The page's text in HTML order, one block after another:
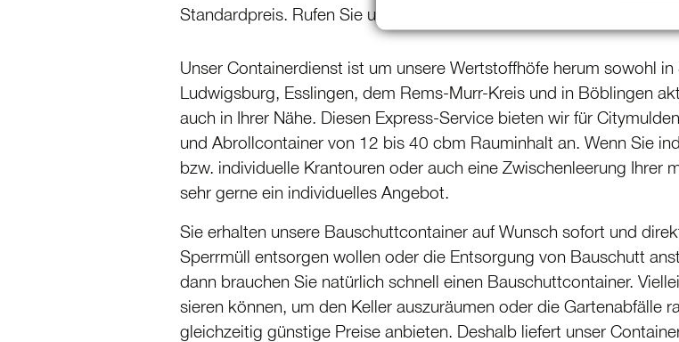
Standardpreis. Rufen Sie uns an! Unsere Disposition gibt Ihnen
Unser Contai­ner­dienst ist um unsere Wertstoffhöfe herum sowohl
Ludwigsburg, Esslingen, dem Rems-Murr-Kreis und in Böblingen
auch in Ihrer Nähe. Diesen Express-Service bieten wir für
und Abroll­con­tainer von 12 bis 40 cbm Rauminhalt an. Wenn Sie
bzw. indivi­duelle Krantouren oder auch eine Zwischen­leerung Ihrer
sehr gerne ein indivi­duelles Angebot.
Sie erhalten unsere Bauschutt­con­tainer auf Wunsch sofort und
Sperrmüll entsorgen wollen oder die Entsorgung von Bauschutt
dann brauchen Sie natürlich schnell einen Bauschutt­con­tainer.
sieren können, um den Keller auszuräumen oder die Garten­abfälle
gleich­zeitig günstige Preise anbieten. Deshalb liefert unser